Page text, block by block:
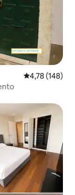
4,78 de uma
4,78 (148)